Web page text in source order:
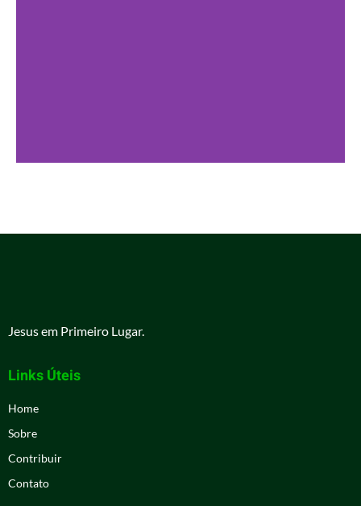
Jesus em Primeiro Lugar.
Links Úteis
Home
Sobre
Contribuir
Contato